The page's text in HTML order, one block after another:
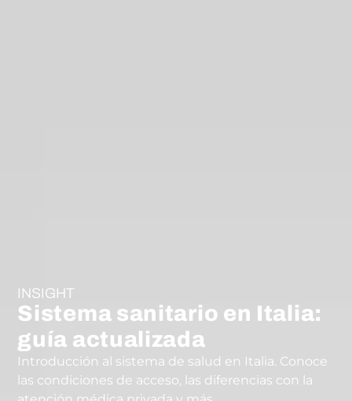
INSIGHT
Sistema sanitario en Italia:
guía actualizada
Introducción al sistema de salud en Italia. Conoce
las condiciones de acceso, las diferencias con la